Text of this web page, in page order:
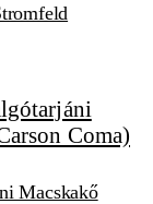
Macskakő